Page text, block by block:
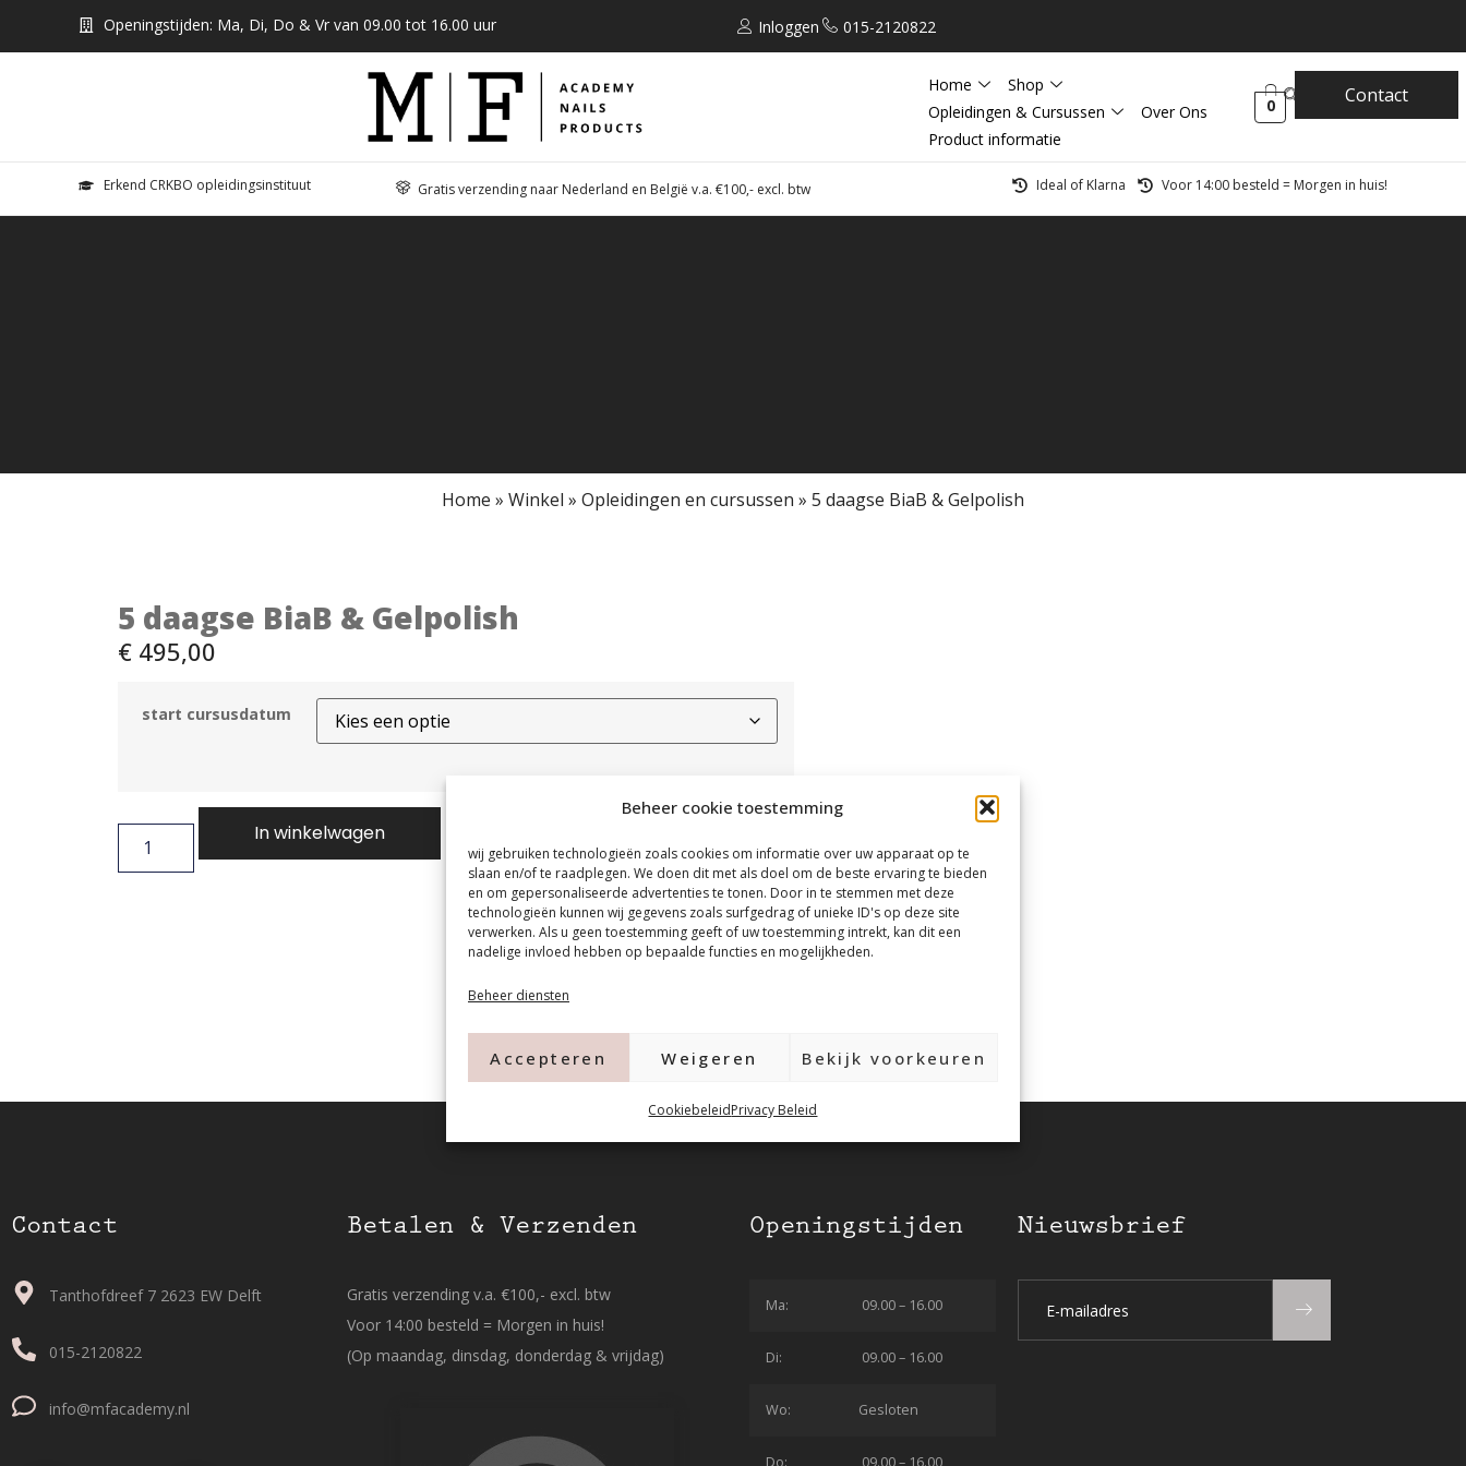
Beheer cookie toestemming
wij gebruiken technologieën zoals cookies om informatie over uw apparaat op te
slaan en/of te raadplegen. We doen dit met als doel om de beste ervaring te bieden
en om gepersonaliseerde advertenties te tonen. Door in te stemmen met deze
technologieën kunnen wij gegevens zoals surfgedrag of unieke ID's op deze site
verwerken. Als u geen toestemming geeft of uw toestemming intrekt, kan dit een
nadelige invloed hebben op bepaalde functies en mogelijkheden.
Beheer diensten
Accepteren Weigeren Bekijk voorkeuren
CookiebeleidPrivacy Beleid
Openingstijden: Ma, Di, Do & Vr van 09.00 tot 16.00 uur Inloggen 015-2120822
Home
Shop
Opleidingen & Cursussen
Over Ons
Product informatie
0 Contact
Erkend CRKBO opleidingsinstituut Gratis verzending naar Nederland en België v.a. €100,- excl. btw Ideal of Klarna Voor 14:00 besteld = Morgen in huis!
Home » Winkel » Opleidingen en cursussen » 5 daagse BiaB & Gelpolish
5 daagse BiaB & Gelpolish
€495,00
start cursusdatum
In winkelwagen
Contact
Tanthofdreef 7 2623 EW Delft
015-2120822
info@mfacademy.nl
Betalen & Verzenden
Gratis verzending v.a. €100,- excl. btw
Voor 14:00 besteld = Morgen in huis!
(Op maandag, dinsdag, donderdag & vrijdag)
Openingstijden
Ma: 09.00 – 16.00
Di: 09.00 – 16.00
Wo: Gesloten
Do: 09.00 – 16.00
Nieuwsbrief